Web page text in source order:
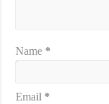
Name *
Email *